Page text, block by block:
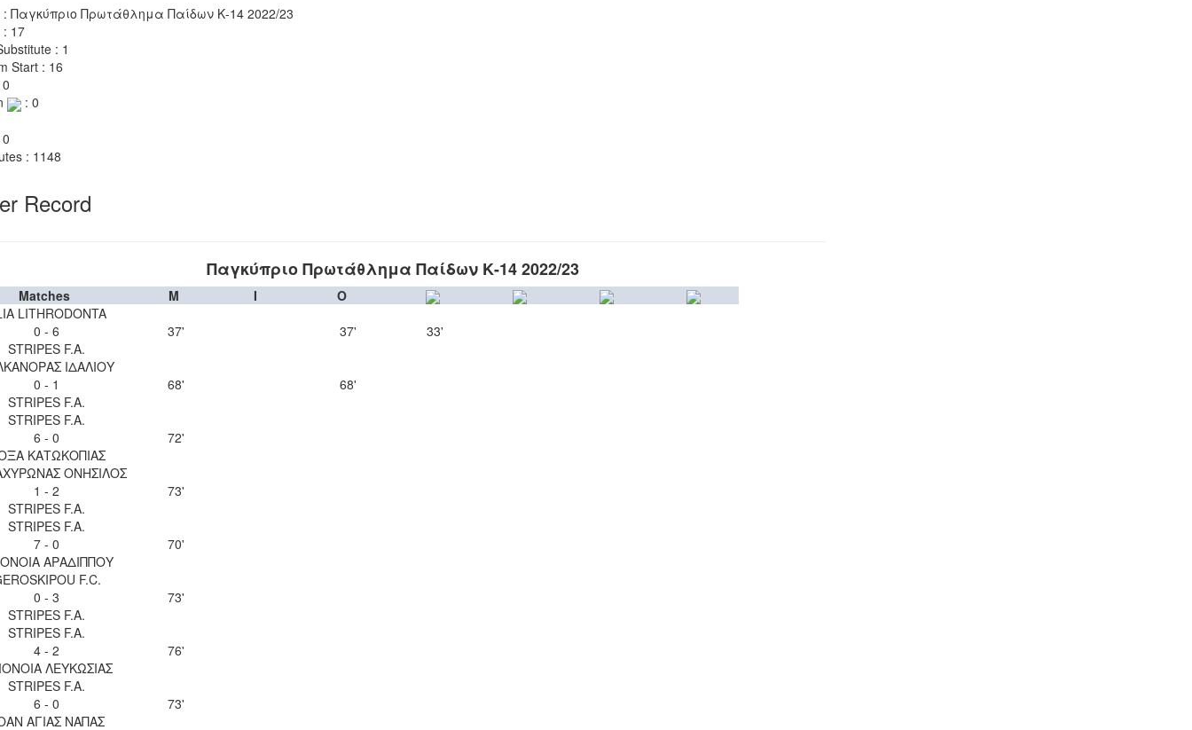
: Παγκύπριο Πρωτάθλημα Παίδων Κ-14 2022/23
: 17
: 1
Start : 16
: 0
: 1148
Record
Παγκύπριο Πρωτάθλημα Παίδων Κ-14 2022/23
Matches M I
O
LITHRODONTA
0 - 6
STRIPES F.A.
37' 37'
33'
ΙΔΑΛΙΟΥ
0 - 1
STRIPES F.A.
68'
68'
STRIPES F.A.
6 - 0
ΚΑΤΩΚΟΠΙΑΣ
72'
ΟΝΗΣΙΛΟΣ
1 - 2
STRIPES F.A.
73'
STRIPES F.A.
7 - 0
ΑΡΑΔΙΠΠΟΥ
70'
F.C.
0 - 3
STRIPES F.A.
73'
STRIPES F.A.
4 - 2
ΛΕΥΚΩΣΙΑΣ
76'
STRIPES F.A.
6 - 0
ΑΓΙΑΣ ΝΑΠΑΣ
73'